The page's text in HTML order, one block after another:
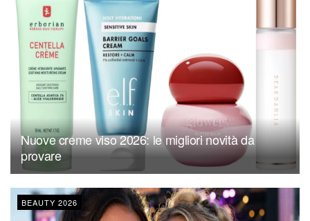
Nuove creme viso 2026: le migliori novità da
provare
BEAUTY 2026